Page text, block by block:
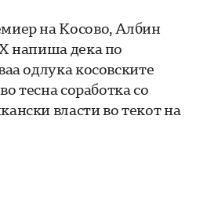
на Косово, Албин
напиша дека по
одлука косовските
тесна соработка со
власти во текот на